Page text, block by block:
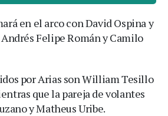
en el arco con David Ospina y
Felipe Román y Camilo
por Arias son William Tesillo
que la pareja de volantes
y Matheus Uribe.